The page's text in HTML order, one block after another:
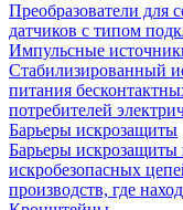
Преобразователи для
датчиков с типом
Импульсные
Стабилизированный
питания
потребителей
Барьеры искрозащиты
Барьеры искрозащиты
искробезопасных
производств, где